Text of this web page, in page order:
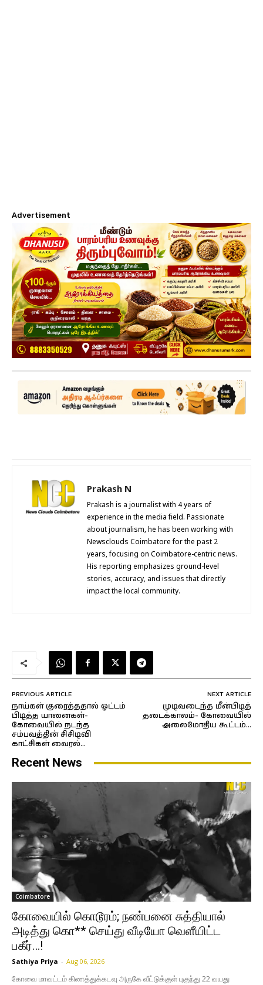
Advertisement
Prakash N
Prakash is a journalist with 4 years of
experience in the media field. Passionate
about journalism, he has been working with
Newsclouds Coimbatore for the past 2
years, focusing on Coimbatore-centric news.
His reporting emphasizes ground-level
stories, accuracy, and issues that directly
impact the local community.
PREVIOUS ARTICLE
நாய்கள் குரைத்ததால் ஓட்டம்
பிடித்த யானைகள்-
கோவையில் நடந்த
சம்பவத்தின் சிசிடிவி
காட்சிகள் வைரல்…
NEXT ARTICLE
முடிவடைந்த மீன்பிடித்
தடைக்காலம்- கோவையில்
அலைமோதிய கூட்டம்…
Recent News
Coimbatore
கோவையில் கொடூரம்; நண்பனை சுத்தியால்
அடித்து கொ** செய்து வீடியோ வெளீயிட்ட
பகீர்…!
Sathiya Priya - Aug 06, 2026
கோவை மாவட்டம் கிணத்துக்கடவு அருகே வீட்டுக்குள் புகுந்து 22 வயது